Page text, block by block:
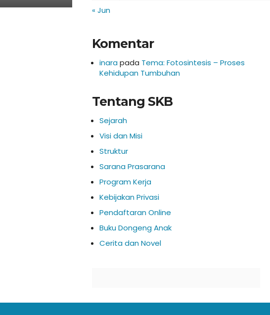
« Jun
Komentar
inara pada Tema: Fotosintesis – Proses
Kehidupan Tumbuhan
Tentang SKB
Sejarah
Visi dan Misi
Struktur
Sarana Prasarana
Program Kerja
Kebijakan Privasi
Pendaftaran Online
Buku Dongeng Anak
Cerita dan Novel